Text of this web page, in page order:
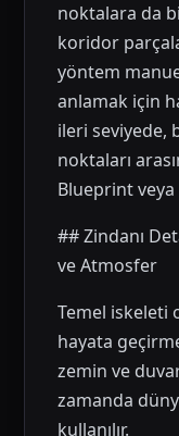
noktalara da
koridor
yöntem
anlamak için
ileri seviyede,
noktaları
Blueprint veya
## Zindanı
ve Atmosfer
Temel iskeleti
hayata
zemin ve
zamanda
kullanılır.